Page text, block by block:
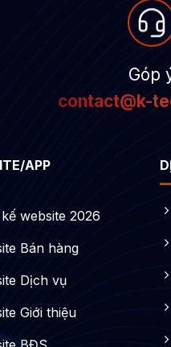
Góp
contact@k-
APP
website 2026
Bán hàng
Dịch vụ
Giới thiệu